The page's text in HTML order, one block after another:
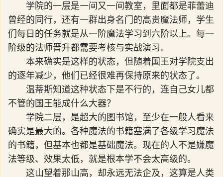
学院的一层是一间又一间教室，里面都是菲蕾迪
曾经的同行，还有一群出身名门的高贵魔法师，学生
们每日的任务就是从一阶魔法学习到六阶以上。每一
阶级的法师晋升都需要考核与实战演习。
本来确实是这样的状态，但随着国王对学院支出
的逐年减少，他们已经很难再保持原来的状态了。
温蒂斯知道这种状态下是不行的，连自己女儿都
不管的国王能成什么大器？
学院二层，是超大的图书馆，至少在一般人看来
确实是最大的。各种魔法的书籍塞满了各级学习魔法
的书籍，但基本也都是基础魔法。现在的人不是嫌魔
法等级、效果太低，就是根本学不会太高级的。
这山望着那山高，却永远无法企及，这算是人类